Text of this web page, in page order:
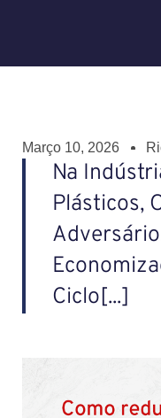
Março 10, 2026
Na
Plásticos,
Ciclo[...]